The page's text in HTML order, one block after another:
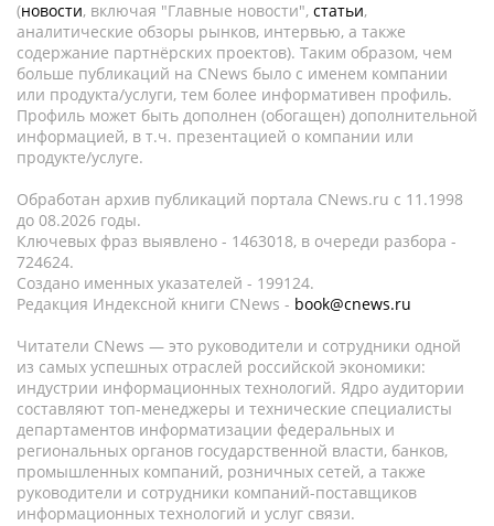
(новости, включая "Главные новости", статьи,
аналитические обзоры рынков, интервью, а также
содержание партнёрских проектов). Таким образом, чем
больше публикаций на CNews было с именем компании
или продукта/услуги, тем более информативен профиль.
Профиль может быть дополнен (обогащен) дополнительной
информацией, в т.ч. презентацией о компании или
продукте/услуге.
Обработан архив публикаций портала CNews.ru c 11.1998
до 08.2026 годы.
Ключевых фраз выявлено - 1463018, в очереди разбора -
724624.
Создано именных указателей - 199124.
Редакция Индексной книги CNews - book@cnews.ru
Читатели CNews — это руководители и сотрудники одной
из самых успешных отраслей российской экономики:
индустрии информационных технологий. Ядро аудитории
составляют топ-менеджеры и технические специалисты
департаментов информатизации федеральных и
региональных органов государственной власти, банков,
промышленных компаний, розничных сетей, а также
руководители и сотрудники компаний-поставщиков
информационных технологий и услуг связи.